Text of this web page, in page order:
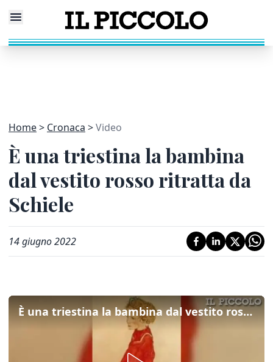
Home Cronaca Video
È una triestina la bambina
dal vestito rosso ritratta da
Schiele
14 giugno 2022
È una triestina la bambina dal vestito rosso ritratta da Schiele